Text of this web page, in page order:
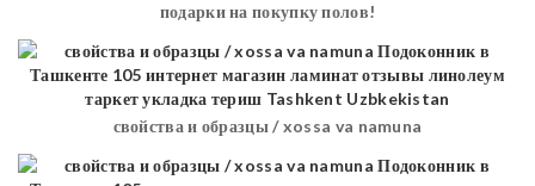
подарки на покупку полов!
свойства и образцы / xossa va namuna